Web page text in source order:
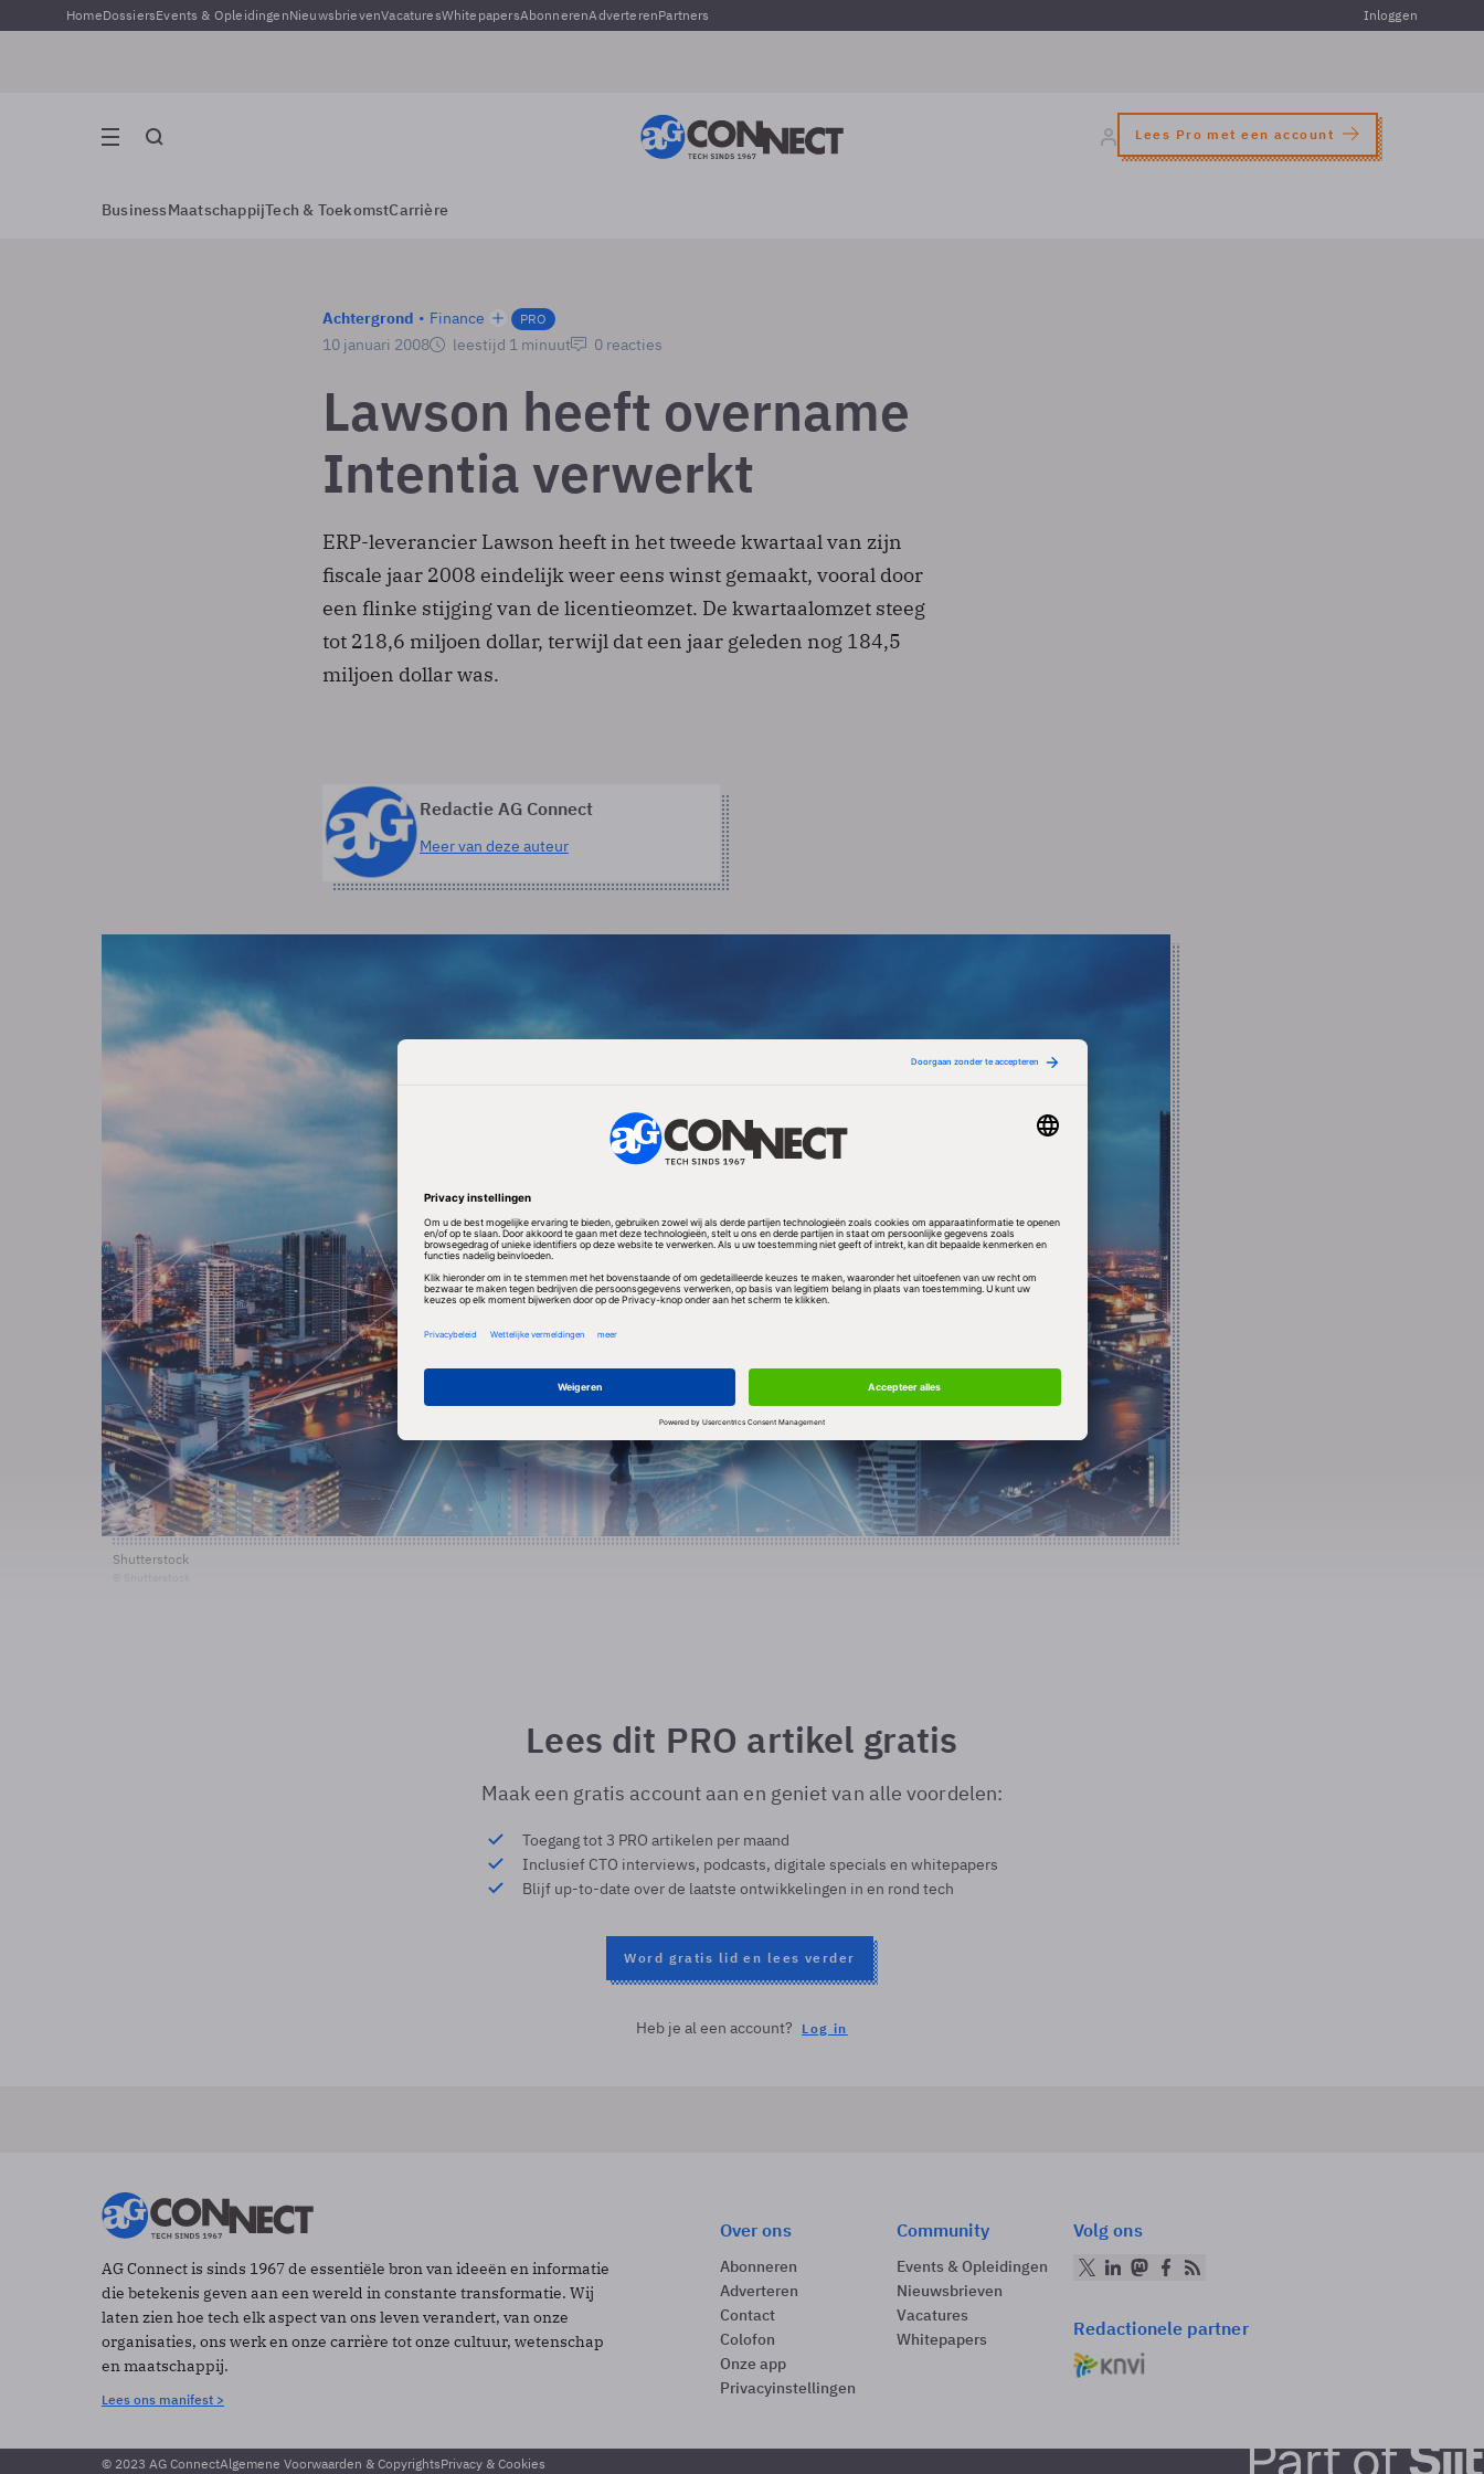
HomeDossiersEvents & OpleidingenNieuwsbrievenVacaturesWhitepapersAbonnerenAdverterenPartners Inloggen
Lees Pro met een account
BusinessMaatschappijTech & ToekomstCarrière
Achtergrond Finance PRO
10 januari 2008 leestijd 1 minuut 0 reacties
Lawson heeft overname
Intentia verwerkt
ERP-leverancier Lawson heeft in het tweede kwartaal van zijn
fiscale jaar 2008 eindelijk weer eens winst gemaakt, vooral door
een flinke stijging van de licentieomzet. De kwartaalomzet steeg
tot 218,6 miljoen dollar, terwijl dat een jaar geleden nog 184,5
miljoen dollar was.
Redactie AG Connect
Meer van deze auteur
Shutterstock
Lees dit PRO artikel gratis
Maak een gratis account aan en geniet van alle voordelen:
Toegang tot 3 PRO artikelen per maand
Inclusief CTO interviews, podcasts, digitale specials en whitepapers
Blijf up-to-date over de laatste ontwikkelingen in en rond tech
Word gratis lid en lees verder
Heb je al een account? Log in
AG Connect is sinds 1967 de essentiële bron van ideeën en informatie
die betekenis geven aan een wereld in constante transformatie. Wij
laten zien hoe tech elk aspect van ons leven verandert, van onze
organisaties, ons werk en onze carrière tot onze cultuur, wetenschap
en maatschappij.
Lees ons manifest >
Over ons
Abonneren
Adverteren
Contact
Colofon
Onze app
Privacyinstellingen
Community
Events & Opleidingen
Nieuwsbrieven
Vacatures
Whitepapers
Volg ons
Redactionele partner
© 2023 AG ConnectAlgemene Voorwaarden & CopyrightsPrivacy & Cookies